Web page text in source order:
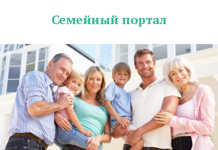
Семейный портал